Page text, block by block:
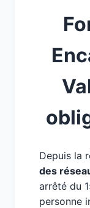
Depuis la
des
arrêté du
personne